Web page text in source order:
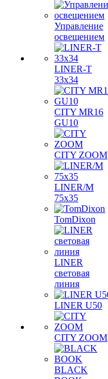
Управление
освещением
LINER-T
33x34
CITY MR16
GU10
CITY ZOOM
LINER/M
75х35
TomDixon
LINER
световая
линия
LINER U50
CITY ZOOM
BLACK